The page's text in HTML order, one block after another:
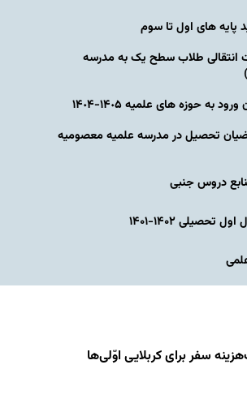
پایه های اول تا سوم
انتقالی طلاب سطح یک به مدرسه
به حوزه های علمیه ١۴٠۵-١۴٠۴
تحصیل در مدرسه علمیه معصومیه
دروس جنبی
تحصیلی ۱۴۰۲-۱۴۰۱
سفر برای کربلایی اوّلی‌ها